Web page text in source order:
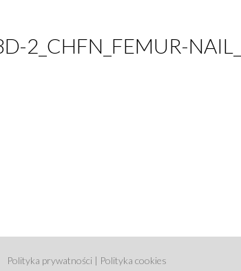
2_CHFN_FEMUR-
Polityka prywatności | Polityka cookies